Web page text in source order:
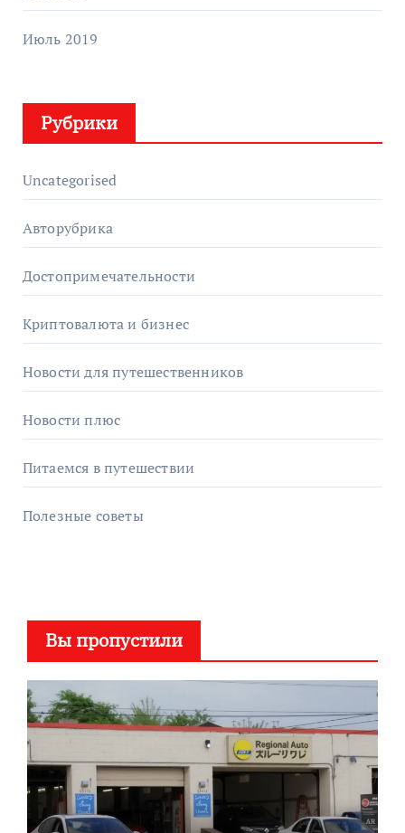
Июль 2019
Рубрики
Uncategorised
Авторубрика
Достопримечательности
Криптовалюта и бизнес
Новости для путешественников
Новости плюс
Питаемся в путешествии
Полезные советы
Вы пропустили